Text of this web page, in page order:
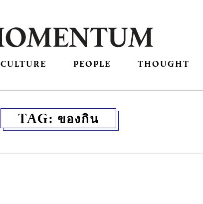
CULTURE PEOPLE THOUGHT
TAG: ของกิน